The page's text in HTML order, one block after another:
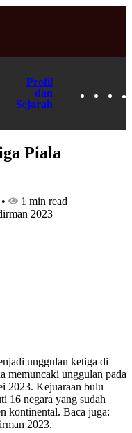
Profil
dan
Sejarah
Piala
• 1 min read
unggulan ketiga di
memuncaki unggulan pada
2023. Kejuaraan bulu
16 negara yang sudah
kontinental. Baca juga:
2023.